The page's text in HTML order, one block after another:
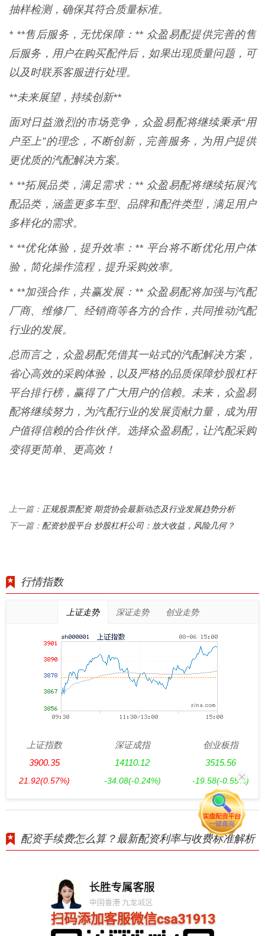
抽样检测，确保其符合质量标准。
* **售后服务，无忧保障：** 众盈易配提供完善的售
后服务，用户在购买配件后，如果出现质量问题，可
以及时联系客服进行处理。
**未来展望，持续创新**
面对日益激烈的市场竞争，众盈易配将继续秉承“用
户至上”的理念，不断创新，完善服务，为用户提供
更优质的汽配解决方案。
* **拓展品类，满足需求：** 众盈易配将继续拓展汽
配品类，涵盖更多车型、品牌和配件类型，满足用户
多样化的需求。
* **优化体验，提升效率：** 平台将不断优化用户体
验，简化操作流程，提升采购效率。
* **加强合作，共赢发展：** 众盈易配将加强与汽配
厂商、维修厂、经销商等各方的合作，共同推动汽配
行业的发展。
总而言之，众盈易配凭借其一站式的汽配解决方案，
省心高效的采购体验，以及严格的品质保障炒股杠杆
平台排行榜，赢得了广大用户的信赖。未来，众盈易
配将继续努力，为汽配行业的发展贡献力量，成为用
户值得信赖的合作伙伴。选择众盈易配，让汽配采购
变得更简单、更高效！
上一篇： 正规股票配资 期货协会最新动态及行业发展趋势分析
下一篇： 配资炒股平台 炒股杠杆公司：放大收益，风险几何？
行情指数
上证走势 深证走势 创业走势
上证指数
3900.35
21.92(0.57%)
深证成指
14110.12
-34.08(-0.24%)
创业板指
3515.56
-19.58(-0.55%)
配资手续费怎么算？最新配资利率与收费标准解析